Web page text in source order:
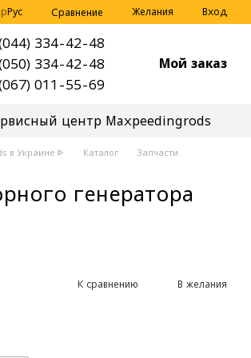
Рус Сравнение Желания Вход
334-42-48
334-42-48
011-55-69
Мой заказ
центр Maxpeedingrods
в Украине ᐈ Каталог
Запчасти
генератора
К сравнению В желания